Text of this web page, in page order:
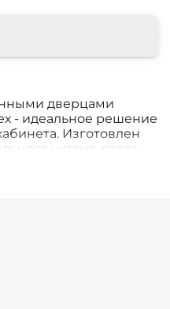
дверцами
- идеальное решение
Изготовлен
шпона, дверь
4 полки и 1 ящик
на левую